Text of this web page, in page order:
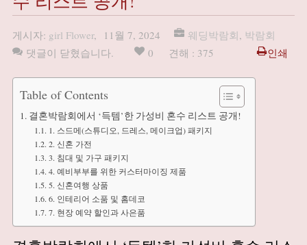
게시자: girl Flower, 11월 7, 2024 웨딩박람회, 박람회
댓글이 닫혔습니다.
0 견해 : 375 인쇄
Table of Contents
결혼박람회에서 ‘득템’한 가성비 혼수 리스트 공개!
1. 스드메(스튜디오, 드레스, 메이크업) 패키지
2. 신혼 가전
3. 침대 및 가구 패키지
4. 예비부부를 위한 커스터마이징 제품
5. 신혼여행 상품
6. 인테리어 소품 및 홈데코
7. 현장 예약 할인과 사은품